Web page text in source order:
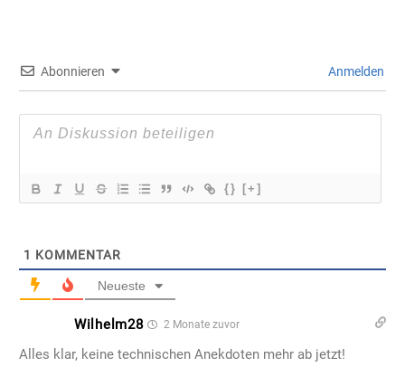
Abonnieren Anmelden
{} [+]
1 KOMMENTAR
Neueste
Wilhelm28 2 Monate zuvor
Alles klar, keine technischen Anekdoten mehr ab jetzt!